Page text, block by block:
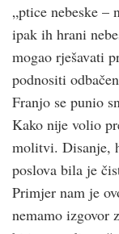
„ptice nebeske –
ipak ih hrani
mogao rješavati
podnositi
Franjo se punio
Kako nije volio
molitvi. Disanje,
poslova bila je
Primjer nam je
nemamo izgovor